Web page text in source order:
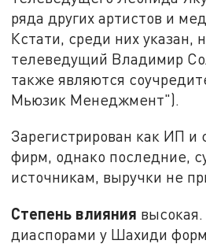
ряда других артистов и
Кстати, среди них указан,
телеведущий Владимир
также являются
Мьюзик Менеджмент").
Зарегистрирован как ИП и
фирм, однако последние,
источникам, выручки не
Степень влияния
диаспорами у Шахиди